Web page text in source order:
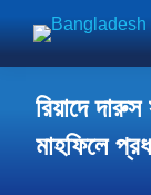
রিয়াদে
মাহফিলে